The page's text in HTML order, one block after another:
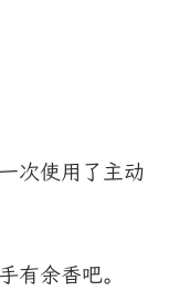
次使用了主动
有余香吧。